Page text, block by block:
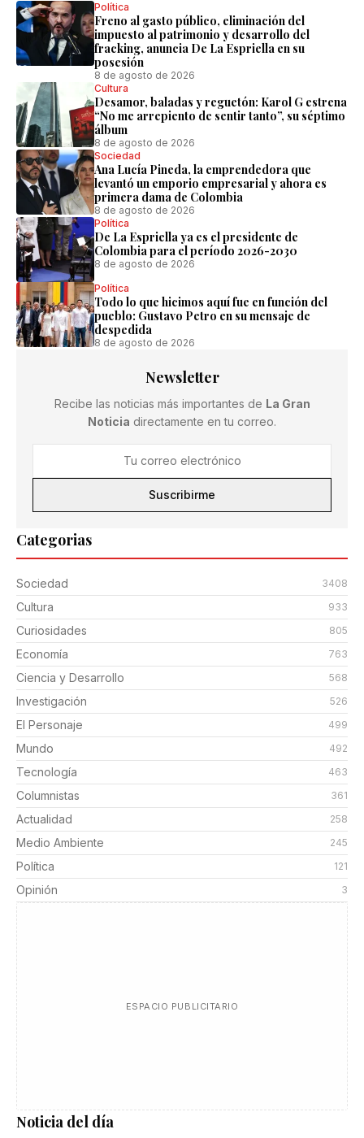
Política
Freno al gasto público, eliminación del
impuesto al patrimonio y desarrollo del
fracking, anuncia De La Espriella en su
posesión
8 de agosto de 2026
Cultura
Desamor, baladas y reguetón: Karol G estrena
“No me arrepiento de sentir tanto”, su séptimo
álbum
8 de agosto de 2026
Sociedad
Ana Lucía Pineda, la emprendedora que
levantó un emporio empresarial y ahora es
primera dama de Colombia
8 de agosto de 2026
Política
De La Espriella ya es el presidente de
Colombia para el período 2026-2030
8 de agosto de 2026
Política
Todo lo que hicimos aquí fue en función del
pueblo: Gustavo Petro en su mensaje de
despedida
8 de agosto de 2026
Categorias
Sociedad 3408
Cultura 933
Curiosidades 805
Economía 763
Ciencia y Desarrollo 568
Investigación 526
El Personaje 499
Mundo 492
Tecnología 463
Columnistas 361
Actualidad 258
Medio Ambiente 245
Política 121
Opinión 3
Newsletter
Recibe las noticias más importantes de La Gran
Noticia directamente en tu correo.
Suscribirme
ESPACIO PUBLICITARIO
Noticia del día